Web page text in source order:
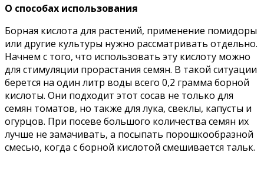
О способах использования
Борная кислота для растений, применение помидоры
или другие культуры нужно рассматривать отдельно.
Начнем с того, что использовать эту кислоту можно
для стимуляции прорастания семян. В такой ситуации
берется на один литр воды всего 0,2 грамма борной
кислоты. Они подходит этот сосав не только для
семян томатов, но также для лука, свеклы, капусты и
огурцов. При посеве большого количества семян их
лучше не замачивать, а посыпать порошкообразной
смесью, когда с борной кислотой смешивается тальк.